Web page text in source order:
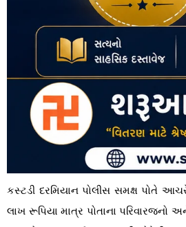
કસ્ટડી દરમિયાન પોલીસ સમક્ષ પોતે
લાખ રૂપિયા માત્ર પોતાના